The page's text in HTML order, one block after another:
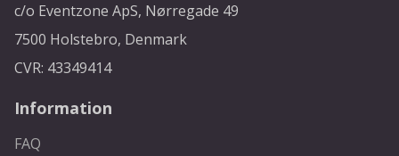
c/o Eventzone ApS, Nørregade 49
7500 Holstebro, Denmark
CVR: 43349414
Information
FAQ